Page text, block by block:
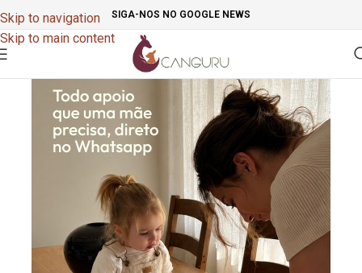
Skip to navigation
Skip to main content
SIGA-NOS NO GOOGLE NEWS